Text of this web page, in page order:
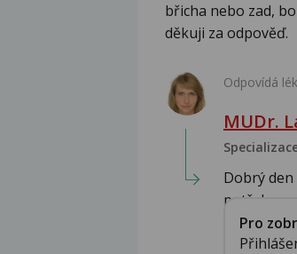
břicha nebo zad,
děkuji za odpověď.
Odpovídá
MUDr.
Dobrý den
potřeba o
Pro